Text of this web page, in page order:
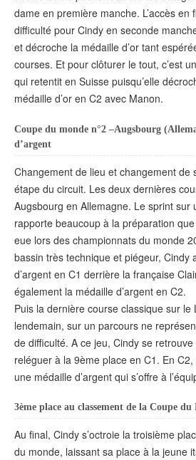
dame en première manche. L’accès en
difficulté pour Cindy en seconde
et décroche la médaille d’or tant
courses. Et pour clôturer le tout, c’est
qui retentit en Suisse puisqu’elle
médaille d’or en C2 avec Manon.
Coupe du monde n°2 –Augsbourg
d’argent
Changement de lieu et changement de
étape du circuit. Les deux dernières
Augsbourg en Allemagne. Le sprint sur
rapporte beaucoup à la préparation
eue lors des championnats du monde
bassin très technique et piégeur, Cindy
d’argent en C1 derrière la française
également la médaille d’argent en C2.
Puis la dernière course classique sur le
lendemain, sur un parcours ne
de difficulté. A ce jeu, Cindy se
reléguer à la 9ème place en C1. En C2,
une médaille d’argent qui s’offre à
3ème place au classement de la Coupe du
Au final, Cindy s’octroie la troisième
du monde, laissant sa place à la jeune